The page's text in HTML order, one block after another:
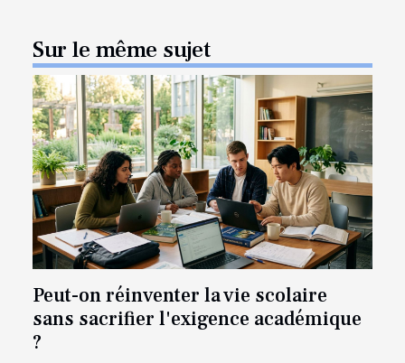
Sur le même sujet
Peut-on réinventer la vie scolaire
sans sacrifier l'exigence académique
?